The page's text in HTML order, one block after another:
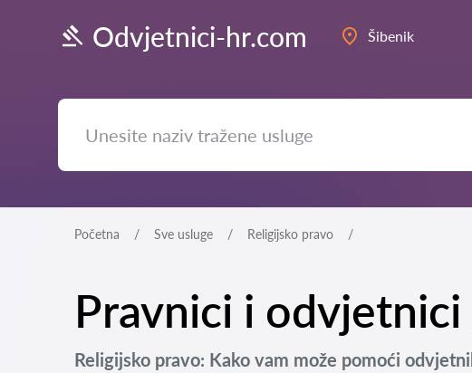
Odvjetnici-hr.com Šibenik
Početna Sve usluge Religijsko pravo
Pravnici i
Religijsko pravo: Kako vam može pomoći